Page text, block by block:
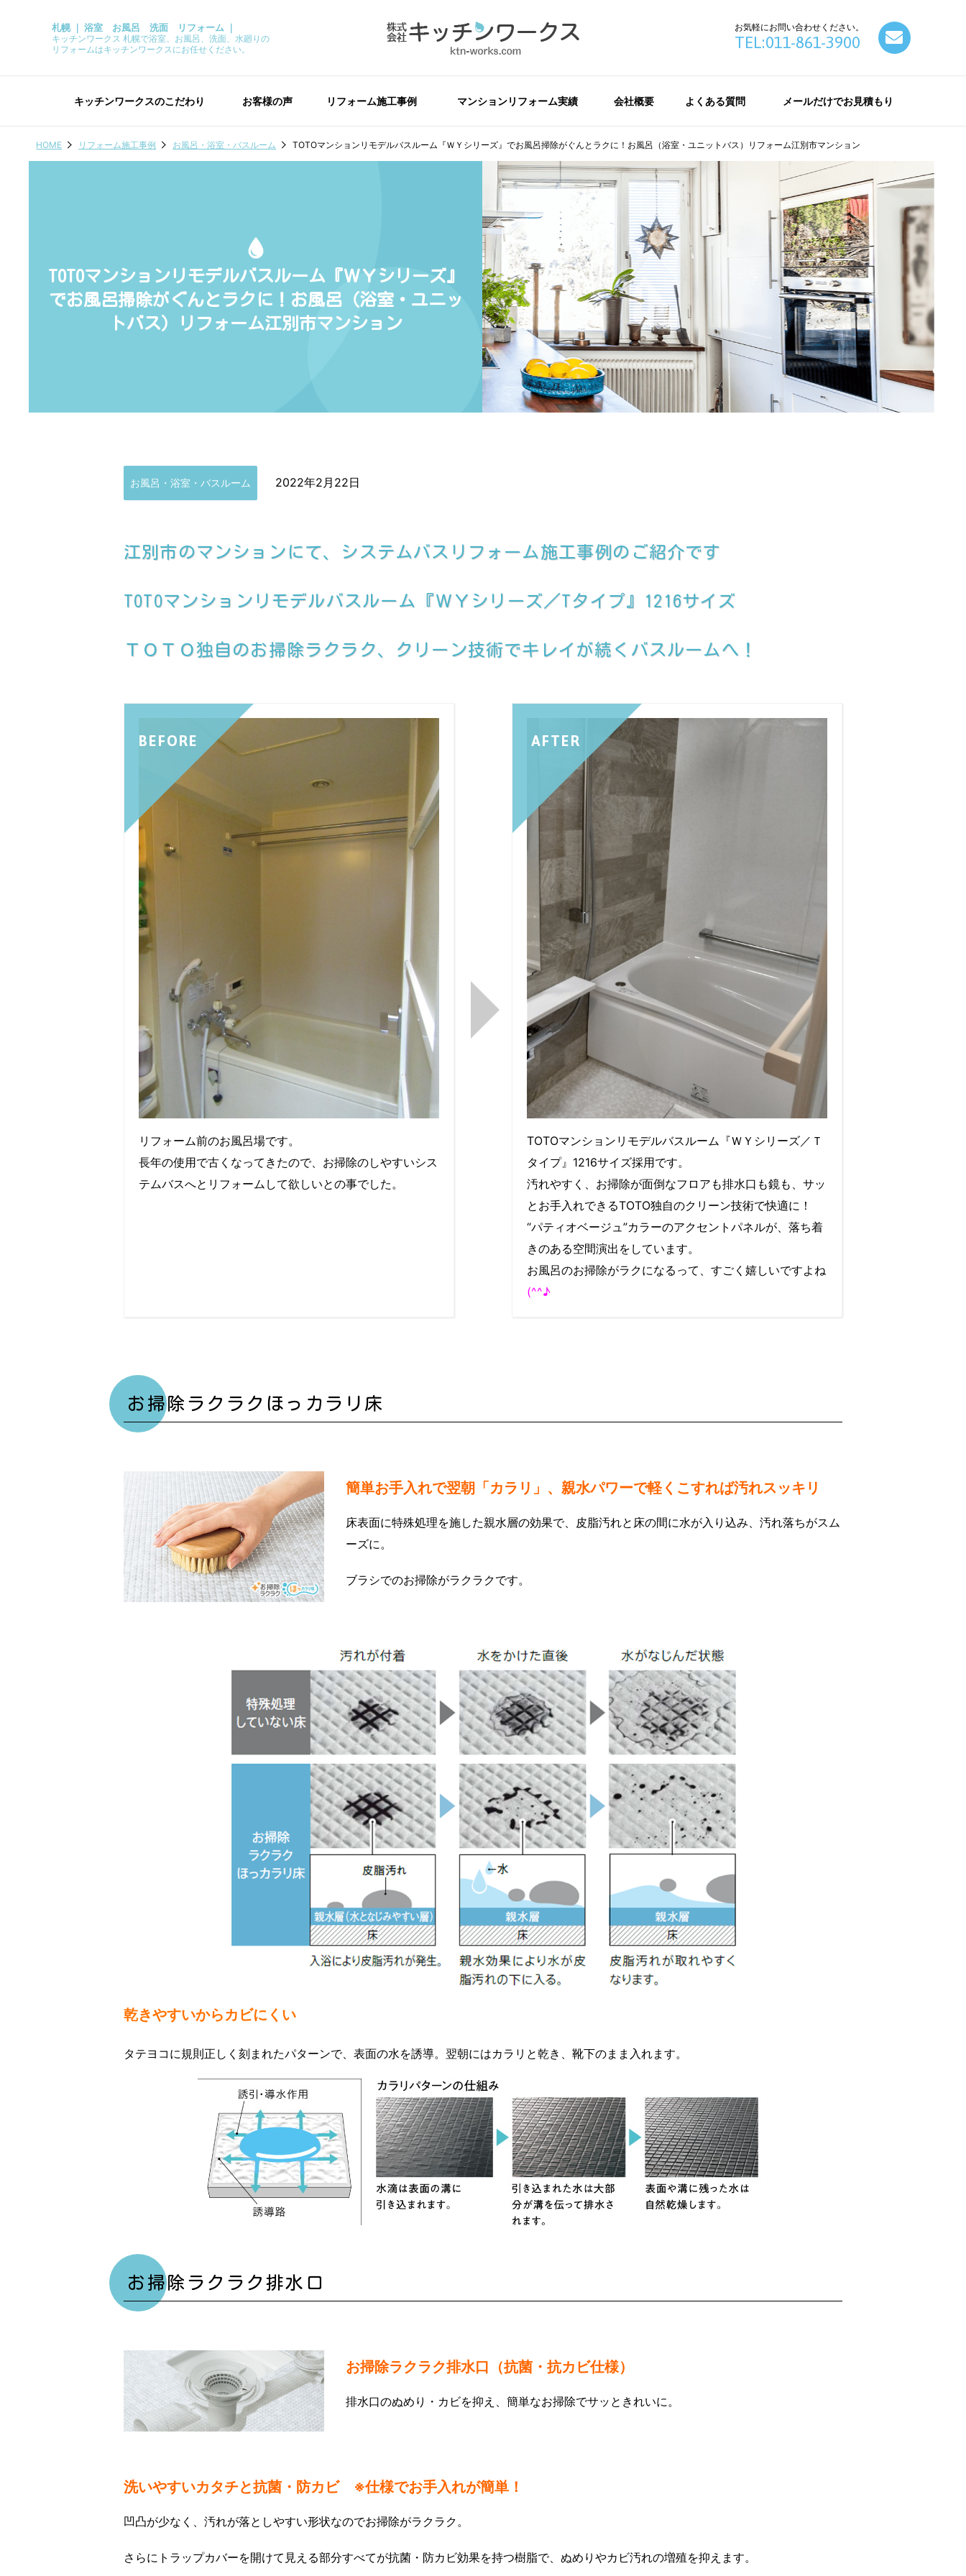
札幌 ｜ 浴室 お風呂 洗面 リフォーム ｜
キッチンワークス 札幌で浴室、お風呂、洗面、水廻りの
リフォームはキッチンワークスにお任せください。
お気軽にお問い合わせください。
TEL:011-861-3900
キッチンワークスのこだわり お客様の声 リフォーム施工事例 マンションリフォーム実績 会社概要 よくある質問 メールだけでお見積もり
HOME リフォーム施工事例 お風呂・浴室・バスルーム TOTOマンションリモデルバスルーム『ＷＹシリーズ』でお風呂掃除がぐんとラクに！お風呂（浴室・ユニットバス）リフォーム江別市マンション
TOTOマンションリモデルバスルーム『ＷＹシリーズ』
でお風呂掃除がぐんとラクに！お風呂（浴室・ユニッ
トバス）リフォーム江別市マンション
お風呂・浴室・バスルーム 2022年2月22日
江別市のマンションにて、システムバスリフォーム施工事例のご紹介です
TOTOマンションリモデルバスルーム『ＷＹシリーズ／Tタイプ』1216サイズ
ＴＯＴＯ独自のお掃除ラクラク、クリーン技術でキレイが続くバスルームへ！
BEFORE
リフォーム前のお風呂場です。
長年の使用で古くなってきたので、お掃除のしやすいシス
テムバスへとリフォームして欲しいとの事でした。
AFTER
TOTOマンションリモデルバスルーム『ＷＹシリーズ／Ｔ
タイプ』1216サイズ採用です。
汚れやすく、お掃除が面倒なフロアも排水口も鏡も、サッ
とお手入れできるTOTO独自のクリーン技術で快適に！
“パティオベージュ”カラーのアクセントパネルが、落ち着
きのある空間演出をしています。
お風呂のお掃除がラクになるって、すごく嬉しいですよね
(^^♪
お掃除ラクラクほっカラリ床
簡単お手入れで翌朝「カラリ」、親水パワーで軽くこすれば汚れスッキリ
床表面に特殊処理を施した親水層の効果で、皮脂汚れと床の間に水が入り込み、汚れ落ちがスム
ーズに。
ブラシでのお掃除がラクラクです。
乾きやすいからカビにくい
タテヨコに規則正しく刻まれたパターンで、表面の水を誘導。翌朝にはカラリと乾き、靴下のまま入れます。
お掃除ラクラク排水口
お掃除ラクラク排水口（抗菌・抗カビ仕様）
排水口のぬめり・カビを抑え、簡単なお掃除でサッときれいに。
洗いやすいカタチと抗菌・防カビ ※仕様でお手入れが簡単！
凹凸が少なく、汚れが落としやすい形状なのでお掃除がラクラク。
さらにトラップカバーを開けて見える部分すべてが抗菌・防カビ効果を持つ樹脂で、ぬめりやカビ汚れの増殖を抑えます。